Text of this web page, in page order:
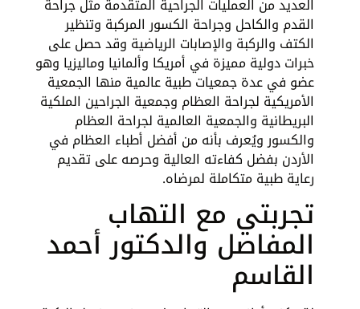
العديد من العمليات الجراحية المتقدمة مثل جراحة
القدم والكاحل وجراحة الكسور المركبة وتنظير
الكتف والركبة والإصابات الرياضية وقد حصل على
خبرات دولية مميزة في أمريكا وألمانيا وماليزيا وهو
عضو في عدة جمعيات طبية عالمية منها الجمعية
الأمريكية لجراحة العظام وجمعية الجراحين الملكية
البريطانية والجمعية العالمية لجراحة العظام
والكسور ويُعرف بأنه من أفضل أطباء العظام في
الأردن بفضل كفاءته العالية وحرصه على تقديم
رعاية طبية متكاملة لمرضاه.
تجربتي مع التهاب
المفاصل والدكتور أحمد
القاسم